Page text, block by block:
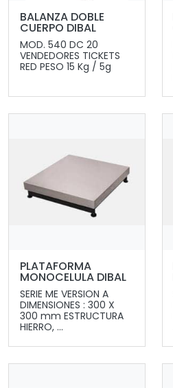
BALANZA DOBLE
CUERPO DIBAL
MOD. 540 DC 20
VENDEDORES TICKETS
RED PESO 15 Kg / 5g
PLATAFORMA
MONOCELULA DIBAL
SERIE ME VERSION A
DIMENSIONES : 300 X
300 mm ESTRUCTURA
HIERRO, ...